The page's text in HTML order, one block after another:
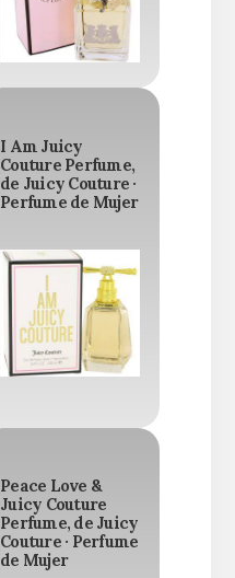
I Am Juicy
Couture Perfume,
de Juicy Couture ·
Perfume de Mujer
Peace Love &
Juicy Couture
Perfume, de Juicy
Couture · Perfume
de Mujer